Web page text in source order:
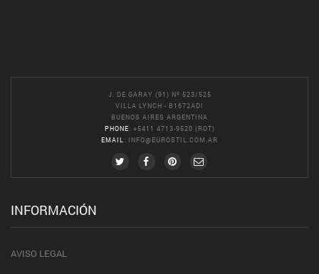
J. DE GARAY (91) Nº 523/525
VILLA LYNCH - B1672ADI
BUENOS AIRES ARGENTINA
PHONE: +5411 4713-9520 (ROT)
EMAIL : INFO@EUROSTIL.COM.AR
INFORMACIÓN
AVISO LEGAL